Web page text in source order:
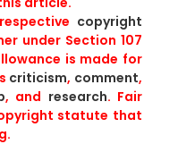
copyright
under Section 107
is made for
criticism, comment,
, and research. Fair
statute that